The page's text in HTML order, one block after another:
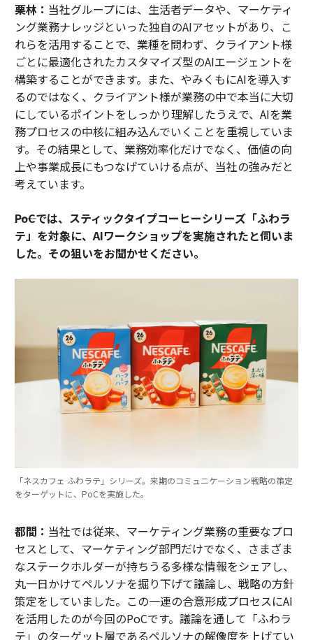
栗林： 当社グループには、生活者データや、マーケティ
ング業務ナレッジといった独自のAIアセットがあり、こ
れらを活用することで、業種を問わず、クライアント様
ごとに最適化されたカスタマイズ型のAIエージェントを
構築することができます。また、やみくもにAIを導入す
るのではなく、クライアント様が業務の中で本当に大切
にしているポイントをしっかり理解したうえで、AIを業
務プロセスの中核に組み込んでいくことを重視していま
す。その結果として、業務効率化だけでなく、価値の向
上や事業成長にもつなげていける点が、当社の強みだと
考えています。
――PoCでは、スティックタイプコーヒーシリーズ「ふわラ
テ」を対象に、AIワークショップを実施されたと伺いま
した。その狙いをお聞かせください。
「ネスカフェ ふわラテ」シリーズ。来期のコミュニケーション戦略の策定
をターゲットに、PoCを実施した。
都間： 当社では従来、マーケティング業務の重要なプロ
セスとして、マーケティング部門だけでなく、さまざま
なステークホルダーが持ちうる多様な情報をシェアし、
丸一日かけてペルソナを掘り下げて議論し、戦略の方針
策定をしていました。この一連の合意形成プロセスにAI
を活用したのが今回のPoCです。議論を通して「ふわラ
テ」のターゲット層であるペルソナの解像度を上げてい